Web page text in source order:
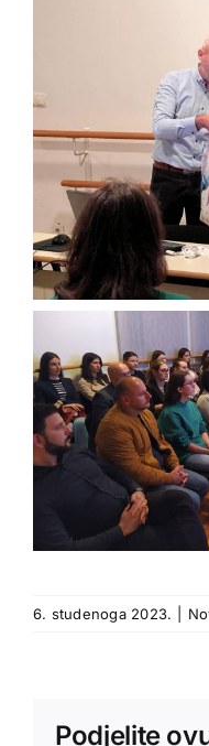
6. studenoga 2023.
Podjelite